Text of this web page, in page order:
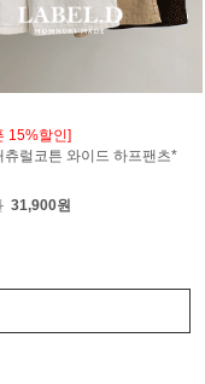
15%할인]
츄럴코튼 와이드 하프팬츠*
31,900원